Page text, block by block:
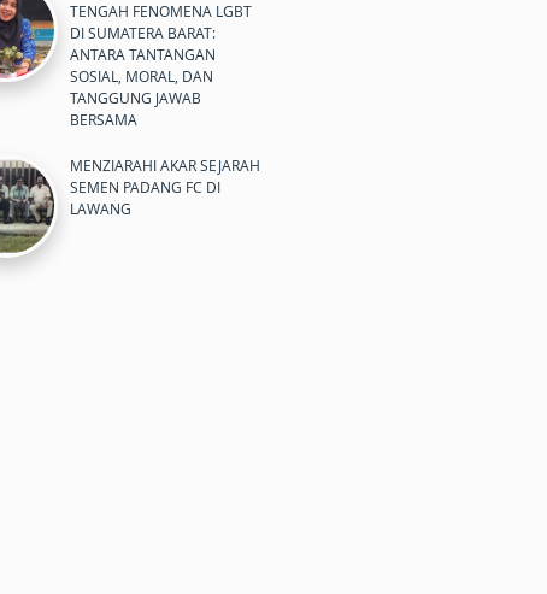
TENGAH FENOMENA LGBT
DI SUMATERA BARAT:
ANTARA TANTANGAN
SOSIAL, MORAL, DAN
TANGGUNG JAWAB
BERSAMA
MENZIARAHI AKAR SEJARAH
SEMEN PADANG FC DI
LAWANG